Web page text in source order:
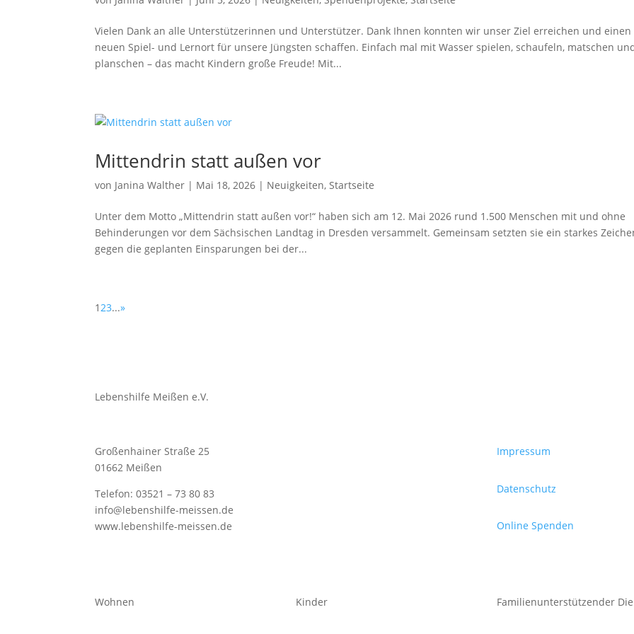
Vielen Dank an alle Unterstützerinnen und Unterstützer. Dank Ihnen konnten wir unser Ziel erreichen und einen
neuen Spiel- und Lernort für unsere Jüngsten schaffen. Einfach mal mit Wasser spielen, schaufeln, matschen
planschen – das macht Kindern große Freude! Mit...
Mittendrin statt außen vor
von Janina Walther | Mai 18, 2026 | Neuigkeiten,Startseite
Unter dem Motto „Mittendrin statt außen vor!“ haben sich am 12. Mai 2026 rund 1.500 Menschen mit und ohne
Behinderungen vor dem Sächsischen Landtag in Dresden versammelt. Gemeinsam setzten sie ein starkes
gegen die geplanten Einsparungen bei der...
123...»
Lebenshilfe Meißen e.V.
Großenhainer Straße 25
01662 Meißen
Telefon: 03521 – 73 80 83
info@lebenshilfe-meissen.de
www.lebenshilfe-meissen.de
Impressum
Datenschutz
Online Spenden
Wohnen Kinder Familienunterstützender